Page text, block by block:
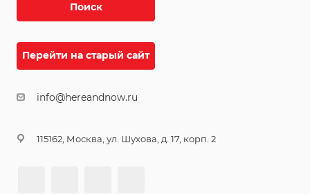
Поиск
Перейти на старый сайт
info@hereandnow.ru
115162, Москва, ул. Шухова, д. 17, корп. 2